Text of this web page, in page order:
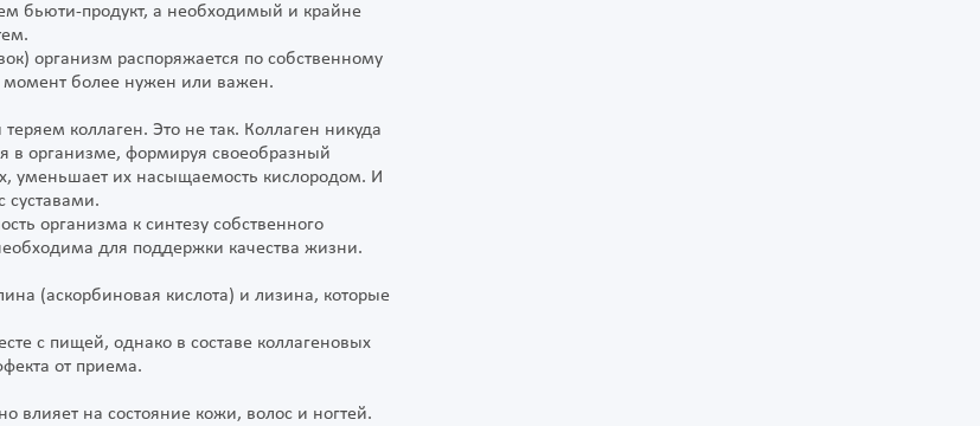
бьюти-продукт, а необходимый и крайне
организм распоряжается по собственному
момент более нужен или важен.
коллаген. Это не так. Коллаген никуда
в организме, формируя своеобразный
уменьшает их насыщаемость кислородом. И
организма к синтезу собственного
для поддержки качества жизни.
(аскорбиновая кислота) и лизина, которые
с пищей, однако в составе коллагеновых
от приема.
влияет на состояние кожи, волос и ногтей.